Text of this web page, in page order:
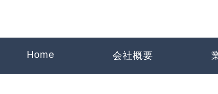
Home 会社概要